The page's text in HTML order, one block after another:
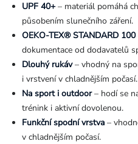
UPF 40+– materiál pomáhá
působením slunečního záření.
OEKO-TEX® STANDARD 100
dokumentace od dodavatelů
Dlouhý rukáv– vhodný na
i vrstvení v chladnějším počasí.
Na sport i outdoor– hodí se
trénink i aktivní dovolenou.
Funkční spodní vrstva –
v chladnějším počasí.